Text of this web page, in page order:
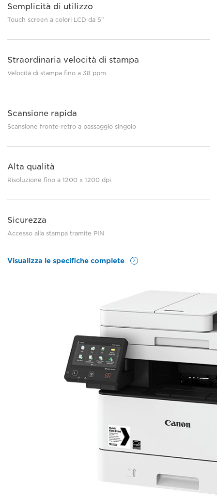
Semplicità di utilizzo
Touch screen a colori LCD da 5"
Straordinaria velocità di stampa
Velocità di stampa fino a 38 ppm
Scansione rapida
Scansione fronte-retro a passaggio singolo
Alta qualità
Risoluzione fino a 1200 x 1200 dpi
Sicurezza
Accesso alla stampa tramite PIN
Visualizza le specifiche complete